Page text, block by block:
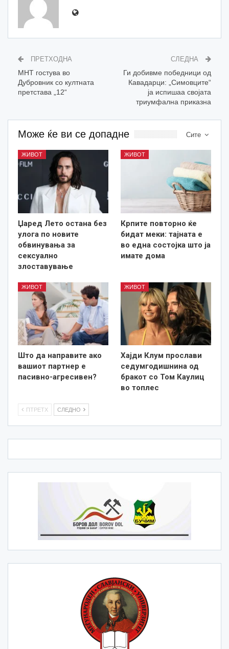
ПРЕТХОДНА
МНТ гостува во
Дубровник со култната
претстава „12“
СЛЕДНА
Ги добивме победници од
Кавадарци: „Симовците“
ја испишаа својата
триумфална приказна
Сите
Може ќе ви се допадне
ЖИВОТ
Џаред Лето остана без
улога по новите
обвинувања за
сексуално
злоставување
ЖИВОТ
Крпите повторно ќе
бидат меки: тајната е
во една состојка што ја
имате дома
ЖИВОТ
Што да направите ако
вашиот партнер е
пасивно-агресивен?
ЖИВОТ
Хајди Клум прослави
седумгодишнина од
бракот со Том Каулиц
во топлес
ПТРЕТХ СЛЕДНО